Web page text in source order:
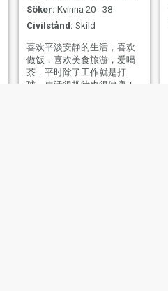
Söker: Kvinna 20 - 38
Civilstånd: Skild
喜欢平淡安静的生活，喜欢
做饭，喜欢美食旅游，爱喝
茶，平时除了工作就是打
球，生活很规律也很健康！